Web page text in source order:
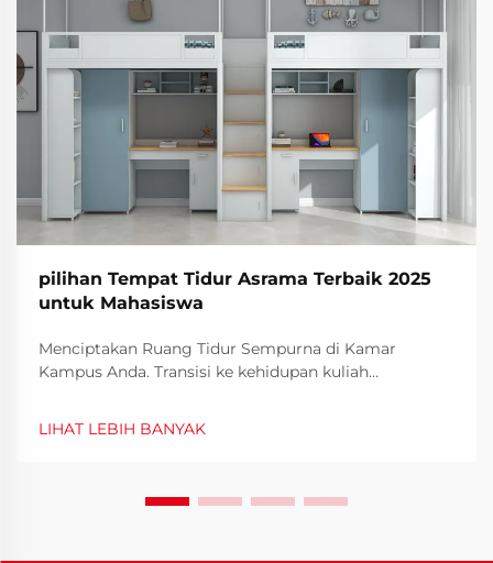
pilihan Tempat Tidur Asrama Terbaik 2025
untuk Mahasiswa
Menciptakan Ruang Tidur Sempurna di Kamar
Kampus Anda. Transisi ke kehidupan kuliah
berkualitas di tempat tinggal baru Anda. Pemilihan
LIHAT LEBIH BANYAK